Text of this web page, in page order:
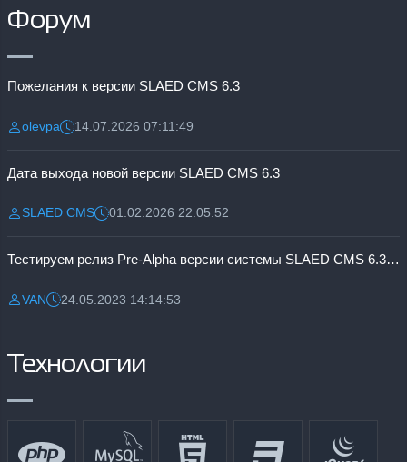
Форум
Пожелания к версии SLAED CMS 6.3
Разместил:
olevpaДата:14.07.2026 07:11:49
Дата выхода новой версии SLAED CMS 6.3
Разместил:
SLAED CMSДата:01.02.2026 22:05:52
Тестируем релиз Pre-Alpha версии системы SLAED CMS 6.3 Pro
Разместил:
VANДата:24.05.2023 14:14:53
Технологии